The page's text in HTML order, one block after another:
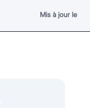
Mis à jour le